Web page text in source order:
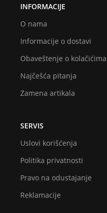
INFORMACIJE
O nama
Informacije o dostavi
Obaveštenje o kolačićima
Najčešća pitanja
Zamena artikala
SERVIS
Uslovi korišćenja
Politika privatnosti
Pravo na odustajanje
Reklamacije